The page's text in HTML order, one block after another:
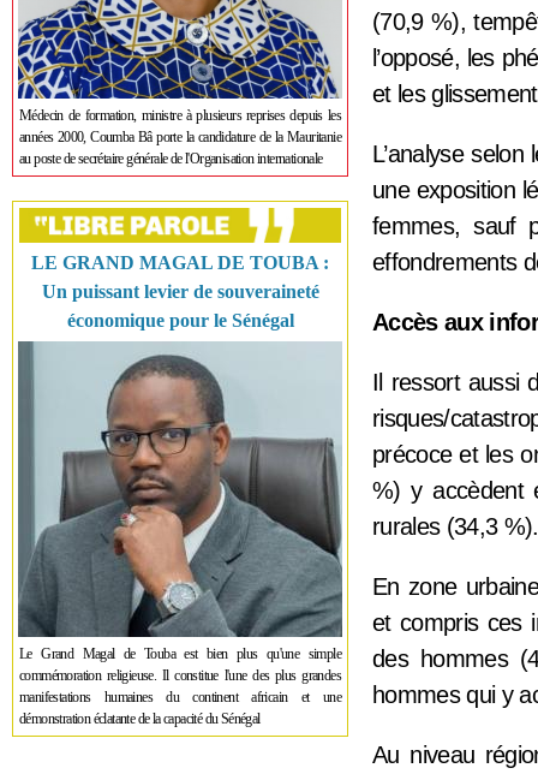
Médecin de formation, ministre à plusieurs reprises depuis les
années 2000, Coumba Bâ porte la candidature de la Mauritanie
au poste de secrétaire générale de l'Organisation internationale
LE GRAND MAGAL DE TOUBA :
Un puissant levier de souveraineté
économique pour le Sénégal
Le Grand Magal de Touba est bien plus qu'une simple
commémoration religieuse. Il constitue l'une des plus grandes
manifestations humaines du continent africain et une
démonstration éclatante de la capacité du Sénégal
(70,9 %),
l’opposé, les
et les
L’analyse
une exposition
femmes, sauf
effondrements
Accès aux
Il ressort aussi
risques/
précoce et les
%) y accèdent
rurales (34,3 %).
En zone
et compris ces
des hommes
hommes qui y
Au niveau